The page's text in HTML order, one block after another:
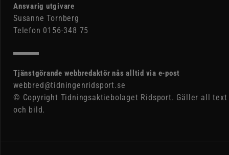
Ansvarig utgivare
Susanne Tornberg
Telefon 0156-348 75
Tjänstgörande webbredaktör nås alltid via e-post
webbred@tidningenridsport.se
© Copyright Tidningsaktiebolaget Ridsport. Gäller all text
och bild.